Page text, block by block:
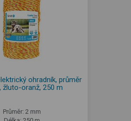
ohradník, průměr
žluto-oranž, 250 m
Průměr: 2 mm